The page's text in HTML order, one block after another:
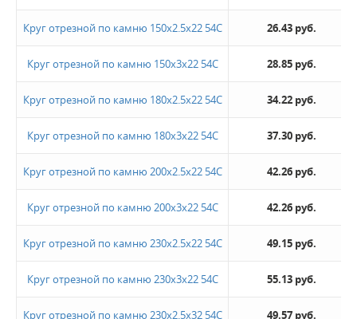
Круг отрезной по камню 150х2.5х22 54С 26.43 руб.
Круг отрезной по камню 150х3х22 54С 28.85 руб.
Круг отрезной по камню 180х2.5х22 54С 34.22 руб.
Круг отрезной по камню 180х3х22 54С 37.30 руб.
Круг отрезной по камню 200х2.5х22 54С 42.26 руб.
Круг отрезной по камню 200х3х22 54С 42.26 руб.
Круг отрезной по камню 230х2.5х22 54С 49.15 руб.
Круг отрезной по камню 230х3х22 54С 55.13 руб.
Круг отрезной по камню 230х2.5х32 54С 49.57 руб.